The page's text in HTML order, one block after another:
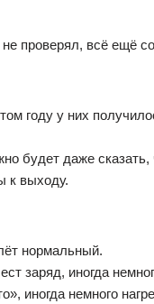
проверял, всё ещё
году у них
будет даже сказать,
к выходу.
нормальный.
заряд, иногда
иногда немного